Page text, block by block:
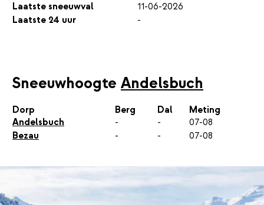
Laatste sneeuwval
11-06-2026
Laatste 24 uur
-
Sneeuwhoogte Andelsbuch
Dorp Berg Dal
Meting
Andelsbuch
- -
07-08
Bezau
- - 07-08